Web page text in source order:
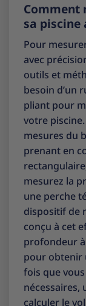
Comment
sa piscine
Pour
avec
outils et
besoin d’un
pliant pour
votre
mesures du
prenant en
mesurez la
une perche
dispositif de
conçu à cet
profondeur
pour obtenir
fois que
calculer le